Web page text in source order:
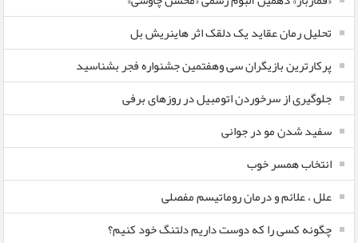
تحلیل رمان عقاید یک دلقک اثر هاینریش بل
پرکارترین بازیگران سی وهفتمین جشنواره فجر بشناسید
جلوگیری از سرخوردن اتومبیل در روزهای برفی
سفید شدن مو در جوانی
انتخاب همسر خوب
علل ، علائم و درمان روماتیسم مفصلی
چگونه کسی را که دوست داریم دلتنگ خود کنیم؟